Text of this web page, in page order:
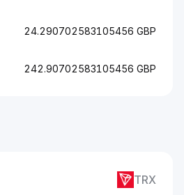
24.290702583105456 GBP
242.90702583105456 GBP
TRX